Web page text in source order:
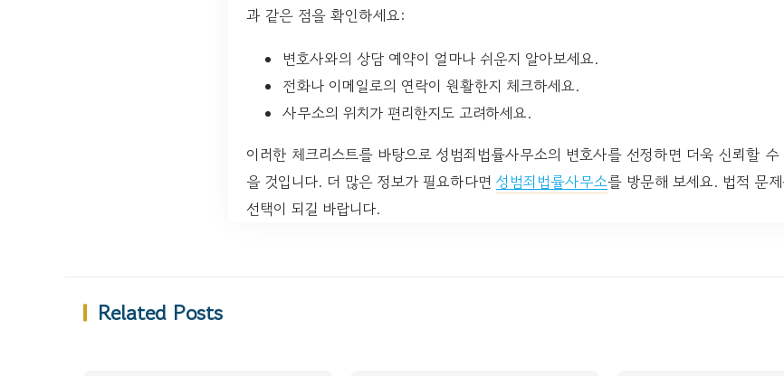
과 같은 점을 확인하세요:
변호사와의 상담 예약이 얼마나 쉬운지 알아보세요.
전화나 이메일로의 연락이 원활한지 체크하세요.
사무소의 위치가 편리한지도 고려하세요.
이러한 체크리스트를 바탕으로 성범죄법률사무소의 변호사를 선정하면 더욱 신뢰할
을 것입니다. 더 많은 정보가 필요하다면 성범죄법률사무소를 방문해 보세요. 법적 문
선택이 되길 바랍니다.
Related Posts